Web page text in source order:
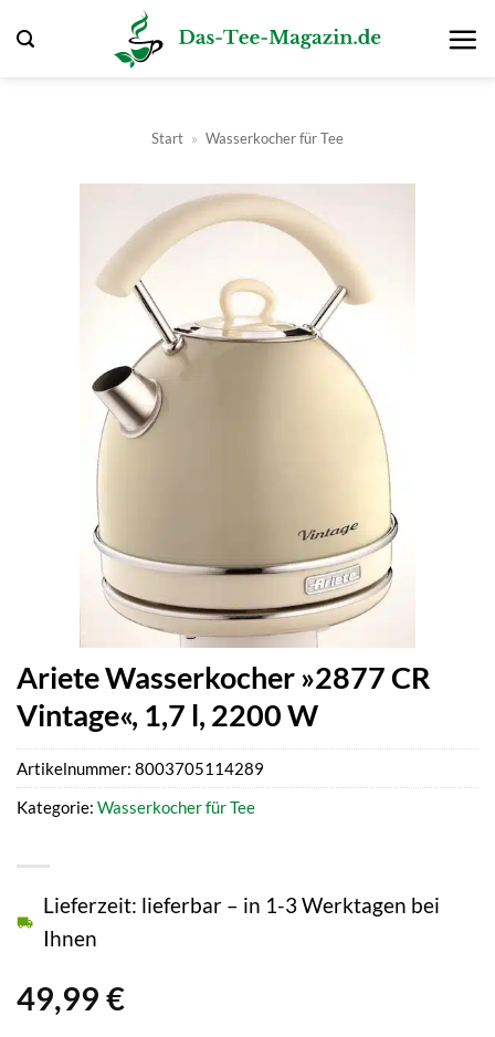
Inhalt
Start » Wasserkocher für Tee
Ariete Wasserkocher »2877 CR
Vintage«, 1,7 l, 2200 W
49,99 €
Lieferzeit: lieferbar – in 1-3 Werktagen bei
Ihnen
Artikelnummer: 8003705114289
Kategorie: Wasserkocher für Tee